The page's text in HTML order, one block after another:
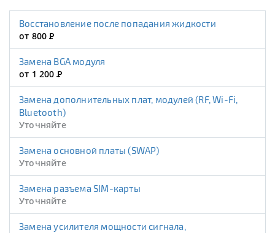
Восстановление после попадания жидкости
от 800Р
Замена BGA модуля
от 1 200Р
Замена дополнительных плат, модулей (RF, Wi-Fi,
Bluetooth)
Уточняйте
Замена основной платы (SWAP)
Уточняйте
Замена разъема SIM-карты
Уточняйте
Замена усилителя мощности сигнала,